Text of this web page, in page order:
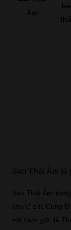
Âm
Sao Thái Âm
chu tể của Cung
với nam giới là